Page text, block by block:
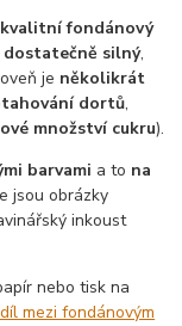
kvalitní fondánový
dostatečně silný,
je několikrát
dortů,
množství cukru).
barvami a to na
jsou obrázky
inkoust
nebo tisk na
mezi fondánovým